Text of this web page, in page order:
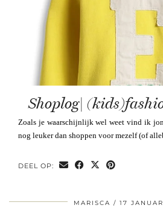
Shoplog|
Zoals je waarschijnlijk wel weet vind ik
nog leuker dan shoppen voor mezelf (of
DEEL OP:
MARISCA 17